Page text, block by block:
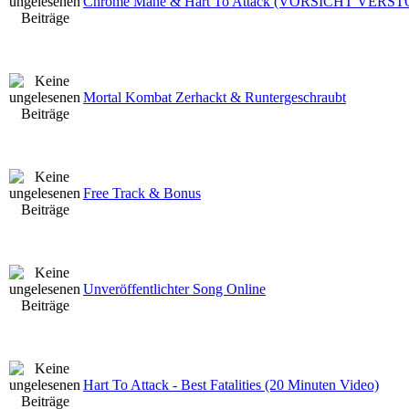
Mortal Kombat Zerhackt & Runtergeschraubt
Free Track & Bonus
Unveröffentlichter Song Online
Hart To Attack - Best Fatalities (20 Minuten Video)